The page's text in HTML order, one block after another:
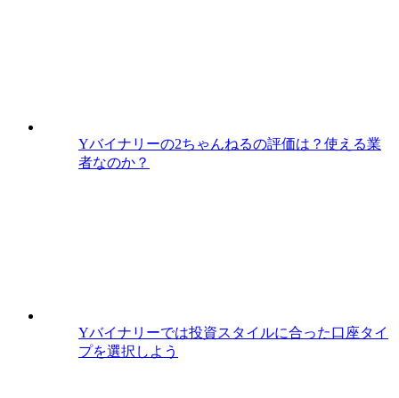
Yバイナリーの2ちゃんねるの評価は？使える業
者なのか？
Yバイナリーでは投資スタイルに合った口座タイ
プを選択しよう